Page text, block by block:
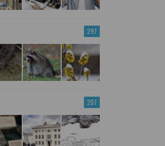
297
207